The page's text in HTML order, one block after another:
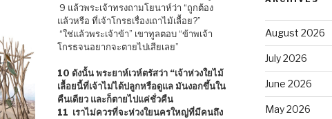
9 แล้วพระเจ้าทรงถามโยนาห์ว่า “ถูกต้อง
แล้วหรือ ที่เจ้าโกรธเรื่องเถาไม้เลื้อย?”
“ใช่แล้วพระเจ้าข้า” เขาทูลตอบ “ข้าพเจ้า
โกรธจนอยากจะตายไปเสียเลย”
10 ดังนั้น พระยาห์เวห์ตรัสว่า “เจ้าห่วงใยไม้
เลื้อยนี้ที่เจ้าไม่ได้ปลูกหรือดูแล มันงอกขึ้นใน
คืนเดียว และก็ตายไปแค่ชั่วคืน
11 เราไม่ควรที่จะห่วงใยนครใหญ่ที่มีคนถึง
August 2026
July 2026
June 2026
May 2026